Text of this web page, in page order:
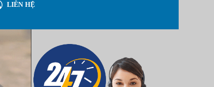
LIÊN HỆ